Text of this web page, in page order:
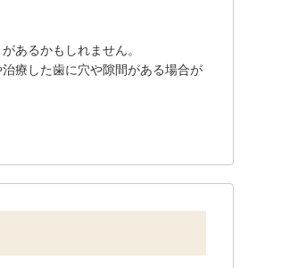
あるかもしれません。
療した歯に穴や隙間がある場合が